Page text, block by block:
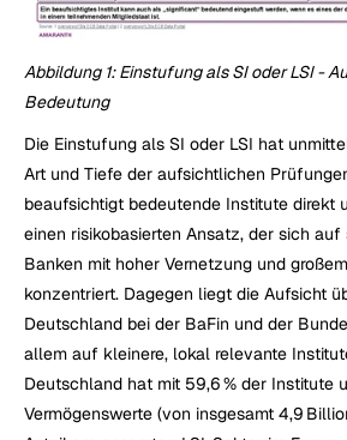
Abbildung 1: Einstufung als SI oder LSI -
Bedeutung
Die Einstufung als SI oder LSI hat
Art und Tiefe der aufsichtlichen
beaufsichtigt bedeutende Institute direkt
einen risikobasierten Ansatz, der sich
Banken mit hoher Vernetzung und
konzentriert. Dagegen liegt die Aufsicht
Deutschland bei der BaFin und der
allem auf kleinere, lokal relevante
Deutschland hat mit 59,6 % der Institute
Vermögenswerte (von insgesamt 4,9